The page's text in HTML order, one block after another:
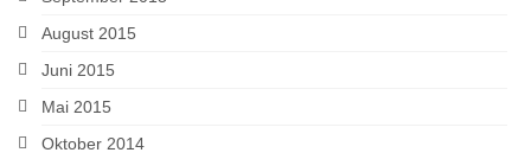
August 2015
Juni 2015
Mai 2015
Oktober 2014